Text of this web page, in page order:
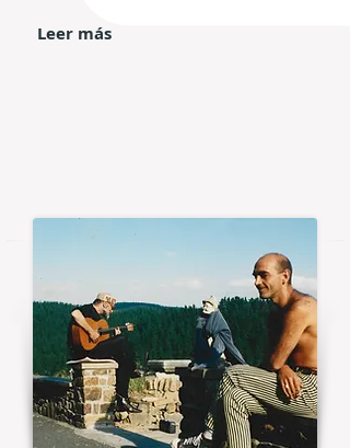
Leer más